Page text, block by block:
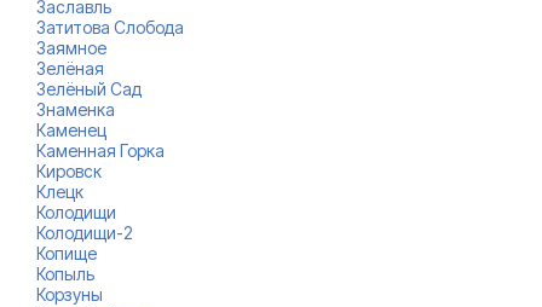
Заславль
Затитова Слобода
Заямное
Зелёная
Зелёный Сад
Знаменка
Каменец
Каменная Горка
Кировск
Клецк
Колодищи
Колодищи-2
Копище
Копыль
Корзуны